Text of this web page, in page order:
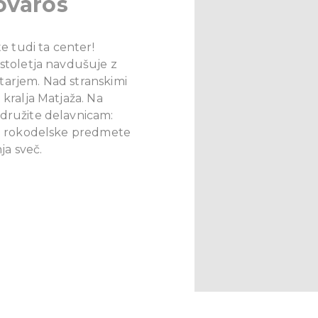
tudi ta center!
navdušuje z
Nad stranskimi
Matjaža. Na
delavnicam:
predmete
sveč.